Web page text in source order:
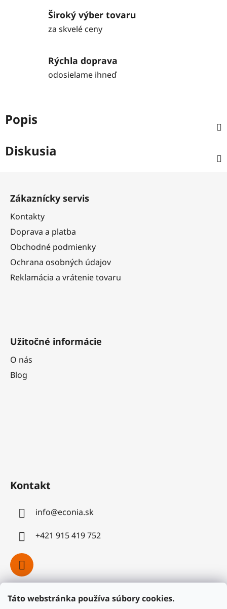
Táto webstránka používa súbory cookies.
Široký výber tovaru
za skvelé ceny
Rýchla doprava
odosielame ihneď
Popis
Diskusia
Zákaznícky servis
Kontakty
Doprava a platba
Obchodné podmienky
Ochrana osobných údajov
Reklamácia a vrátenie tovaru
Užitočné informácie
O nás
Blog
Kontakt
info@econia.sk
+421 915 419 752
Facebook